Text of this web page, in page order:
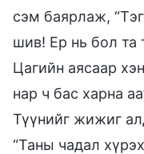
сэм баярлаж,
шив! Ер нь бол
Цагийн аясаар
нар ч бас харна
Түүнийг жижиг
“Таны чадал